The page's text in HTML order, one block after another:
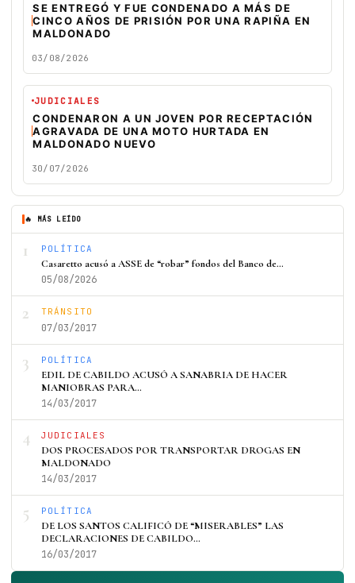
SE ENTREGÓ Y FUE CONDENADO A MÁS DE
CINCO AÑOS DE PRISIÓN POR UNA RAPIÑA EN
MALDONADO
03/08/2026
JUDICIALES
CONDENARON A UN JOVEN POR RECEPTACIÓN
AGRAVADA DE UNA MOTO HURTADA EN
MALDONADO NUEVO
30/07/2026
🔥 MÁS LEÍDO
1 POLÍTICA
Casaretto acusó a ASSE de “robar” fondos del Banco de…
05/08/2026
2 TRÁNSITO
07/03/2017
3 POLÍTICA
EDIL DE CABILDO ACUSÓ A SANABRIA DE HACER
MANIOBRAS PARA…
14/03/2017
4 JUDICIALES
DOS PROCESADOS POR TRANSPORTAR DROGAS EN
MALDONADO
14/03/2017
5 POLÍTICA
DE LOS SANTOS CALIFICÓ DE “MISERABLES” LAS
DECLARACIONES DE CABILDO…
16/03/2017